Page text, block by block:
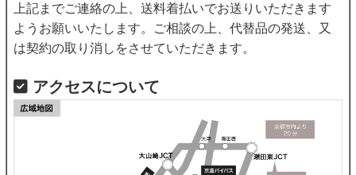
上記までご連絡の上、送料着払いでお送りいただきます
ようお願いいたします。ご相談の上、代替品の発送、又
は契約の取り消しをさせていただきます。
アクセスについて